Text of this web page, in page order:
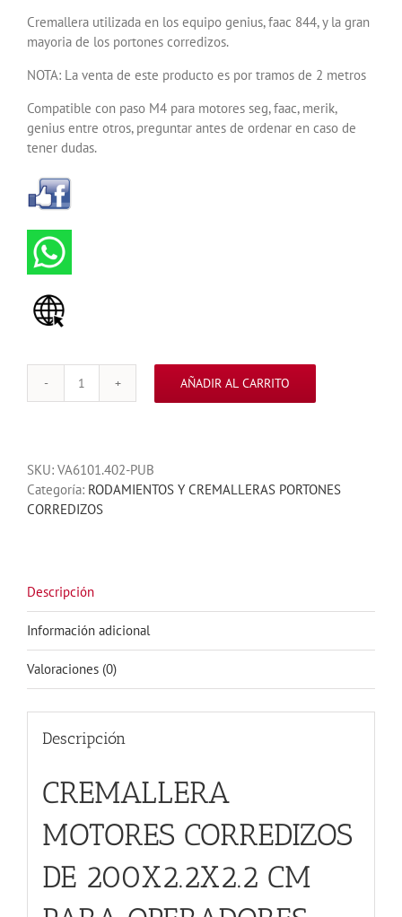
Cremallera utilizada en los equipo genius, faac 844, y la gran
mayoria de los portones corredizos.
NOTA: La venta de este producto es por tramos de 2 metros
Compatible con paso M4 para motores seg, faac, merik,
genius entre otros, preguntar antes de ordenar en caso de
tener dudas.
CREMALLERA
200X2.2X2.2
CM
PARA
FAAC
GENIUS
TRAMO
DE
2
METROS
cantidad
AÑADIR AL CARRITO
SKU: VA6101.402-PUB
Categoría: RODAMIENTOS Y CREMALLERAS PORTONES
CORREDIZOS
Descripción
Información adicional
Valoraciones (0)
Descripción
CREMALLERA
MOTORES CORREDIZOS
DE 200X2.2X2.2 CM